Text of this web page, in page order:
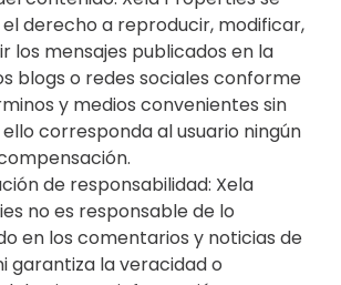
derecho a reproducir, modificar,
los mensajes publicados en la
blogs o redes sociales conforme
y medios convenientes sin
corresponda al usuario ningún
de responsabilidad: Xela
no es responsable de lo
en los comentarios y noticias de
garantiza la veracidad o